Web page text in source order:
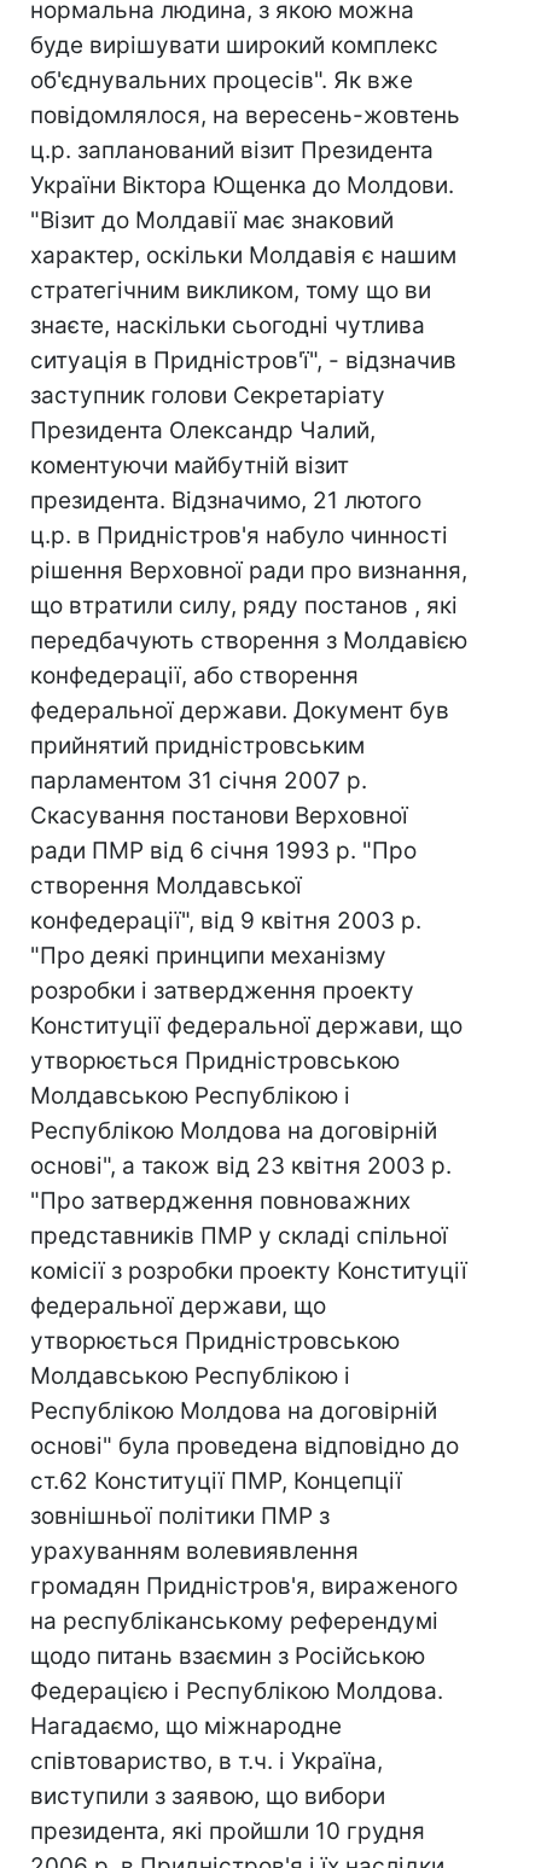
нормальна людина, з якою можна
буде вирішувати широкий комплекс
об'єднувальних процесів". Як вже
повідомлялося, на вересень-жовтень
ц.р. запланований візит Президента
України Віктора Ющенка до Молдови.
"Візит до Молдавії має знаковий
характер, оскільки Молдавія є нашим
стратегічним викликом, тому що ви
знаєте, наскільки сьогодні чутлива
ситуація в Придністров'ї", - відзначив
заступник голови Секретаріату
Президента Олександр Чалий,
коментуючи майбутній візит
президента. Відзначимо, 21 лютого
ц.р. в Придністров'я набуло чинності
рішення Верховної ради про визнання,
що втратили силу, ряду постанов , які
передбачують створення з Молдавією
конфедерації, або створення
федеральної держави. Документ був
прийнятий придністровським
парламентом 31 січня 2007 р.
Скасування постанови Верховної
ради ПМР від 6 січня 1993 р. "Про
створення Молдавської
конфедерації", від 9 квітня 2003 р.
"Про деякі принципи механізму
розробки і затвердження проекту
Конституції федеральної держави, що
утворюється Придністровською
Молдавською Республікою і
Республікою Молдова на договірній
основі", а також від 23 квітня 2003 р.
"Про затвердження повноважних
представників ПМР у складі спільної
комісії з розробки проекту Конституції
федеральної держави, що
утворюється Придністровською
Молдавською Республікою і
Республікою Молдова на договірній
основі" була проведена відповідно до
ст.62 Конституції ПМР, Концепції
зовнішньої політики ПМР з
урахуванням волевиявлення
громадян Придністров'я, вираженого
на республіканському референдумі
щодо питань взаємин з Російською
Федерацією і Республікою Молдова.
Нагадаємо, що міжнародне
співтовариство, в т.ч. і Україна,
виступили з заявою, що вибори
президента, які пройшли 10 грудня